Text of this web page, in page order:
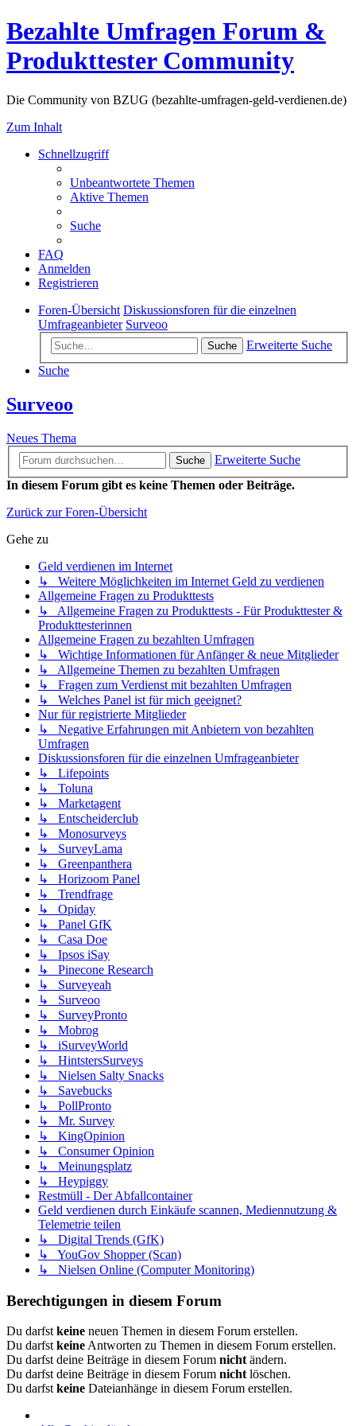
Bezahlte Umfragen Forum &
Produkttester Community
Die Community von BZUG (bezahlte-umfragen-geld-verdienen.de)
Zum Inhalt
Schnellzugriff
Unbeantwortete Themen
Aktive Themen
Suche
FAQ
Anmelden
Registrieren
Foren-Übersicht Diskussionsforen für die einzelnen
Umfrageanbieter Surveoo
Suche
Erweiterte Suche
Suche
Surveoo
Neues Thema
Suche
Erweiterte Suche
In diesem Forum gibt es keine Themen oder Beiträge.
Zurück zur Foren-Übersicht
Gehe zu
Geld verdienen im Internet
↳ Weitere Möglichkeiten im Internet Geld zu verdienen
Allgemeine Fragen zu Produkttests
↳ Allgemeine Fragen zu Produkttests - Für Produkttester &
Produkttesterinnen
Allgemeine Fragen zu bezahlten Umfragen
↳ Wichtige Informationen für Anfänger & neue Mitglieder
↳ Allgemeine Themen zu bezahlten Umfragen
↳ Fragen zum Verdienst mit bezahlten Umfragen
↳ Welches Panel ist für mich geeignet?
Nur für registrierte Mitglieder
↳ Negative Erfahrungen mit Anbietern von bezahlten
Umfragen
Diskussionsforen für die einzelnen Umfrageanbieter
↳ Lifepoints
↳ Toluna
↳ Marketagent
↳ Entscheiderclub
↳ Monosurveys
↳ SurveyLama
↳ Greenpanthera
↳ Horizoom Panel
↳ Trendfrage
↳ Opiday
↳ Panel GfK
↳ Casa Doe
↳ Ipsos iSay
↳ Pinecone Research
↳ Surveyeah
↳ Surveoo
↳ SurveyPronto
↳ Mobrog
↳ iSurveyWorld
↳ HintstersSurveys
↳ Nielsen Salty Snacks
↳ Savebucks
↳ PollPronto
↳ Mr. Survey
↳ KingOpinion
↳ Consumer Opinion
↳ Meinungsplatz
↳ Heypiggy
Restmüll - Der Abfallcontainer
Geld verdienen durch Einkäufe scannen, Mediennutzung &
Telemetrie teilen
↳ Digital Trends (GfK)
↳ YouGov Shopper (Scan)
↳ Nielsen Online (Computer Monitoring)
Berechtigungen in diesem Forum
Du darfst keine neuen Themen in diesem Forum erstellen.
Du darfst keine Antworten zu Themen in diesem Forum erstellen.
Du darfst deine Beiträge in diesem Forum nicht ändern.
Du darfst deine Beiträge in diesem Forum nicht löschen.
Du darfst keine Dateianhänge in diesem Forum erstellen.